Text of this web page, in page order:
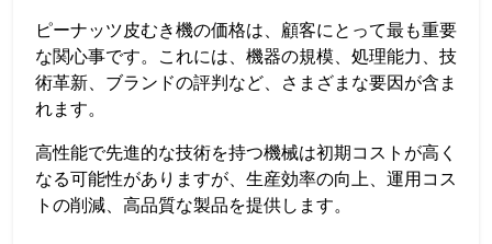
ピーナッツ皮むき機の価格は、顧客にとって最も重要
な関心事です。これには、機器の規模、処理能力、技
術革新、ブランドの評判など、さまざまな要因が含ま
れます。
高性能で先進的な技術を持つ機械は初期コストが高く
なる可能性がありますが、生産効率の向上、運用コス
トの削減、高品質な製品を提供します。